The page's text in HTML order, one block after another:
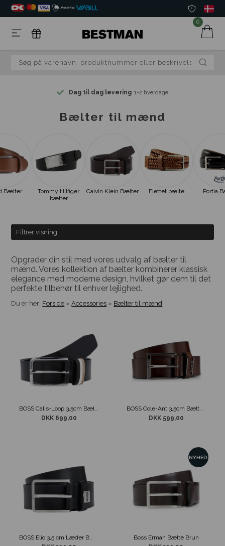
0
Dag til dag levering 1-2 hverdage
Bælter til mænd
Bælter
Tommy Hilfiger
bælter
Calvin Klein Bælter Flettet bælte Portia
Filtrer visning
Opgrader din stil med vores udvalg af bælter til
mænd. Vores kollektion af bælter kombinerer klassisk
elegance med moderne design, hvilket gør dem til det
perfekte tilbehør til enhver lejlighed.
Du er her: Forside »Accessories » Bælter til mænd
BOSS Calis-Loop 3,5cm Bælte Sort
DKK 699,00
BOSS Cole-Ant 3,5cm Bælte Mørke Brun
DKK 599,00
BOSS Elio 3,5 cm Læder Bælte Sort
NYHED
Boss Erman Bælte Brun